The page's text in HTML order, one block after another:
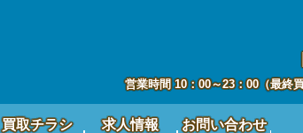
営業時間 10：00～23：00（最終
買取チラシ 求人情報 お問い合わせ